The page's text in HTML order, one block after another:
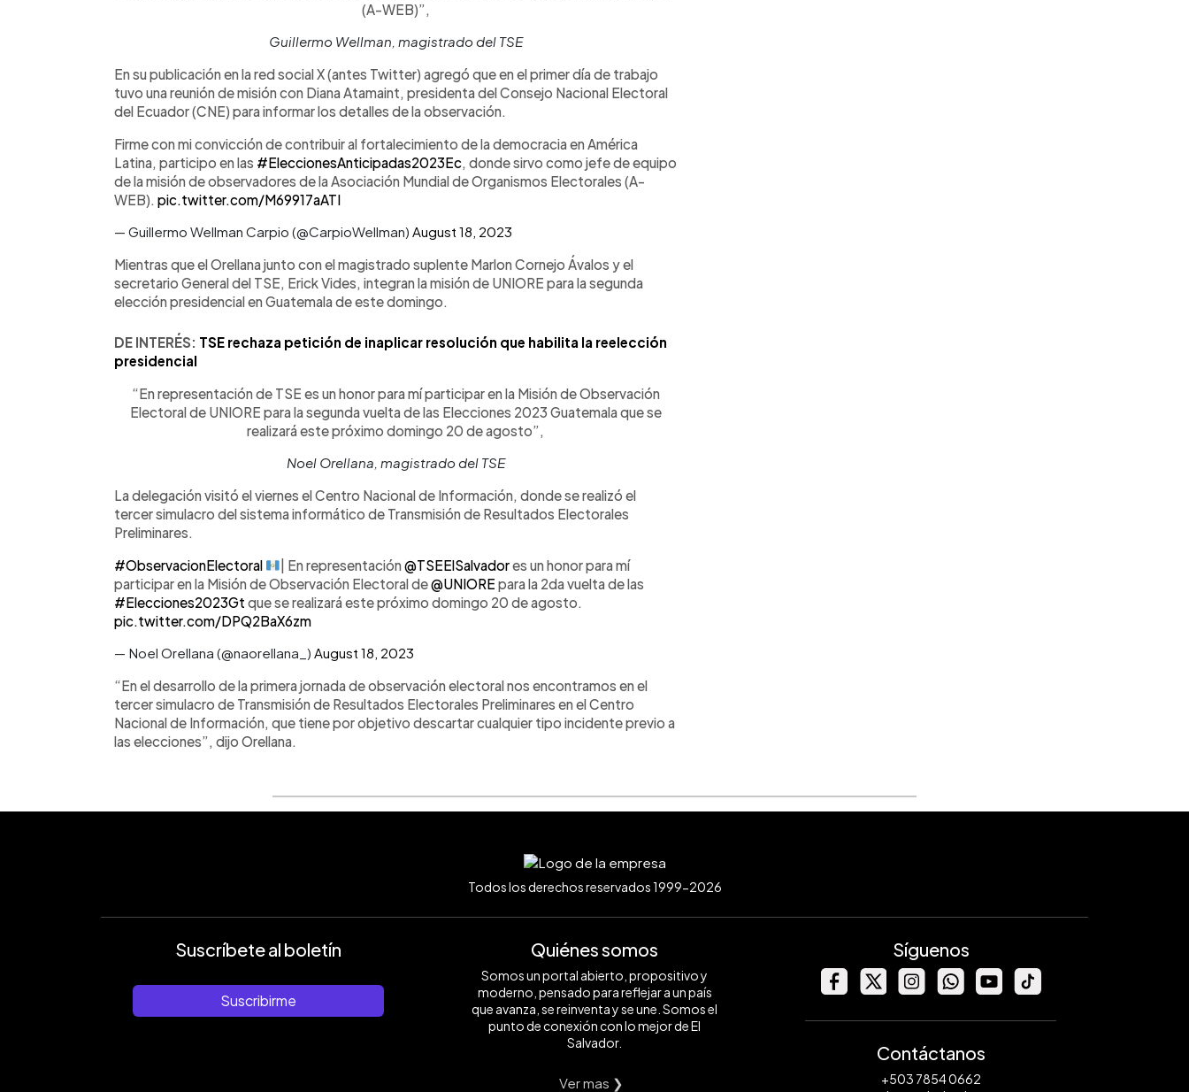
(A-WEB)”,
Guillermo Wellman, magistrado del TSE
En su publicación en la red social X (antes Twitter) agregó que en el primer día de trabajo
tuvo una reunión de misión con Diana Atamaint, presidenta del Consejo Nacional Electoral
del Ecuador (CNE) para informar los detalles de la observación.
Firme con mi convicción de contribuir al fortalecimiento de la democracia en América
Latina, participo en las #EleccionesAnticipadas2023Ec, donde sirvo como jefe de equipo
de la misión de observadores de la Asociación Mundial de Organismos Electorales (A-
WEB). pic.twitter.com/M69917aATI
— Guillermo Wellman Carpio (@CarpioWellman) August 18, 2023
Mientras que el Orellana junto con el magistrado suplente Marlon Cornejo Ávalos y el
secretario General del TSE, Erick Vides, integran la misión de UNIORE para la segunda
elección presidencial en Guatemala de este domingo.
DE INTERÉS: TSE rechaza petición de inaplicar resolución que habilita la reelección
presidencial
“En representación de TSE es un honor para mí participar en la Misión de Observación
Electoral de UNIORE para la segunda vuelta de las Elecciones 2023 Guatemala que se
realizará este próximo domingo 20 de agosto”,
Noel Orellana, magistrado del TSE
La delegación visitó el viernes el Centro Nacional de Información, donde se realizó el
tercer simulacro del sistema informático de Transmisión de Resultados Electorales
Preliminares.
#ObservacionElectoral
| En representación@TSEElSalvadores un honor para mí
participar en la Misión de Observación Electoral de@UNIORE para la 2da vuelta de las
#Elecciones2023Gt que se realizará este próximo domingo 20 de agosto.
pic.twitter.com/DPQ2BaX6zm
— Noel Orellana (@naorellana_) August 18, 2023
“En el desarrollo de la primera jornada de observación electoral nos encontramos en el
tercer simulacro de Transmisión de Resultados Electorales Preliminares en el Centro
Nacional de Información, que tiene por objetivo descartar cualquier tipo incidente previo a
las elecciones”, dijo Orellana.
Todos los derechos reservados 1999-2026
Suscríbete al boletín
Suscribirme
Quiénes somos
Somos un portal abierto, propositivo y
moderno, pensado para reflejar a un país
que avanza, se reinventa y se une. Somos el
punto de conexión con lo mejor de El
Salvador.
Ver mas ❯
Síguenos
Contáctanos
+503 7854 0662